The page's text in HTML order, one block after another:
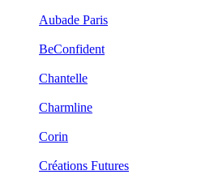
Aubade Paris
BeConfident
Chantelle
Charmline
Corin
Créations Futures